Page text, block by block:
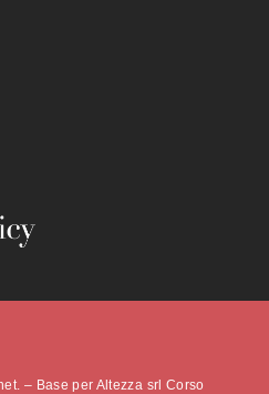
– Base per Altezza srl Corso